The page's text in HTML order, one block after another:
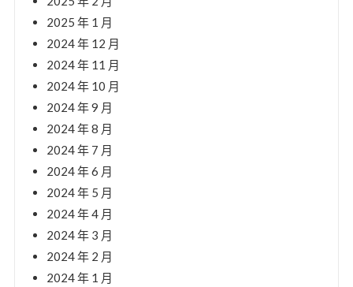
2025 年 1 月
2024 年 12 月
2024 年 11 月
2024 年 10 月
2024 年 9 月
2024 年 8 月
2024 年 7 月
2024 年 6 月
2024 年 5 月
2024 年 4 月
2024 年 3 月
2024 年 2 月
2024 年 1 月